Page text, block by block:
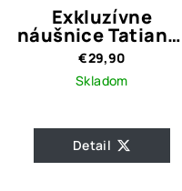
Exkluzívne
náušnice Tatiana-
strieborné 925
€29,90
Skladom
Detail